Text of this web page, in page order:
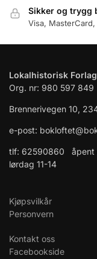
Sikker og trygg
Visa,
Lokalhistorisk
Org. nr: 980 597 849
Brennerivegen 10,
e-post:
tlf: 62590860 åpent
lørdag 11-14
Kjøpsvilkår
Personvern
Kontakt oss
Facebookside